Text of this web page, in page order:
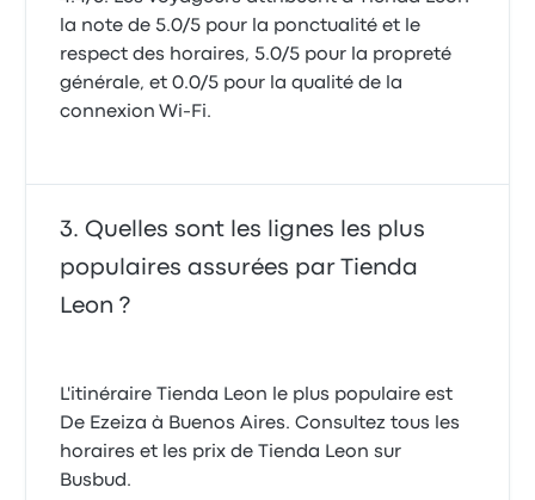
la note de 5.0/5 pour la ponctualité et le
respect des horaires, 5.0/5 pour la propreté
générale, et 0.0/5 pour la qualité de la
connexion Wi-Fi.
Quelles sont les lignes les plus
populaires assurées par Tienda
Leon ?
L'itinéraire Tienda Leon le plus populaire est
De Ezeiza à Buenos Aires. Consultez tous les
horaires et les prix de Tienda Leon sur
Busbud.